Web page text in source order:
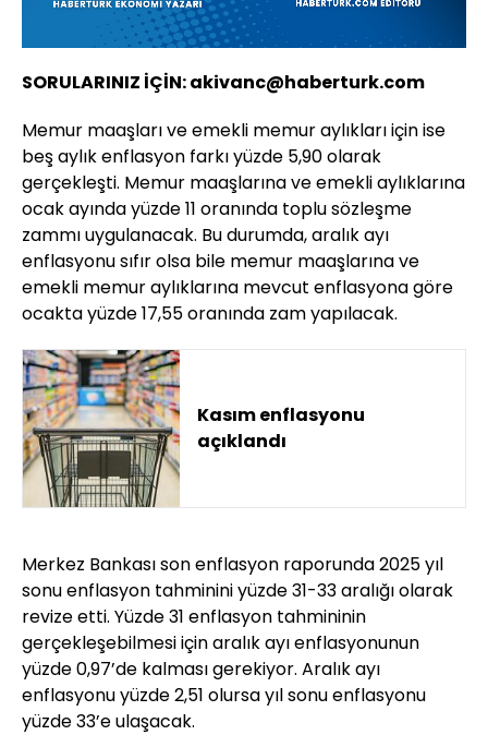
Sesi
Aç
7.11%
Hızı
SORULARINIZ İÇİN: akivanc@haberturk.com
Memur maaşları ve emekli memur aylıkları için ise
beş aylık enflasyon farkı yüzde 5,90 olarak
gerçekleşti. Memur maaşlarına ve emekli aylıklarına
ocak ayında yüzde 11 oranında toplu sözleşme
zammı uygulanacak. Bu durumda, aralık ayı
enflasyonu sıfır olsa bile memur maaşlarına ve
emekli memur aylıklarına mevcut enflasyona göre
ocakta yüzde 17,55 oranında zam yapılacak.
Kasım enflasyonu
açıklandı
Merkez Bankası son enflasyon raporunda 2025 yıl
sonu enflasyon tahminini yüzde 31-33 aralığı olarak
revize etti. Yüzde 31 enflasyon tahmininin
gerçekleşebilmesi için aralık ayı enflasyonunun
yüzde 0,97’de kalması gerekiyor. Aralık ayı
enflasyonu yüzde 2,51 olursa yıl sonu enflasyonu
yüzde 33’e ulaşacak.